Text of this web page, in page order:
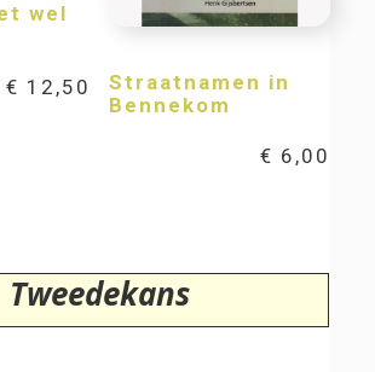
wel
€ 12,50
Straatnamen in
Bennekom
€ 6,00
Tweedekans